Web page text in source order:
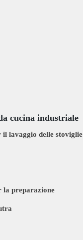
cucina industriale
lavaggio delle stoviglie
la preparazione